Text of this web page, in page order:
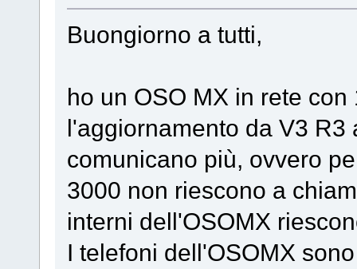
Buongiorno a tutti,
ho un OSO MX in rete
l'aggiornamento da V3
comunicano più, ovvero
3000 non riescono a
interni dell'OSOMX
I telefoni dell'OSOMX